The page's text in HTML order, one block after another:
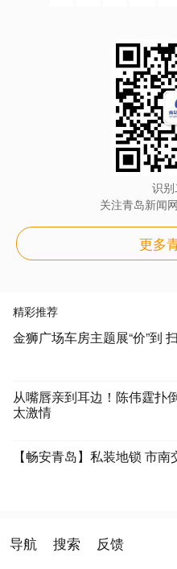
识
关注青岛新闻
更多
精彩推荐
金狮广场车房主题展“价”到
从嘴唇亲到耳边！陈伟霆扑
太激情
【畅安青岛】私装地锁 市
导航 搜索 反馈